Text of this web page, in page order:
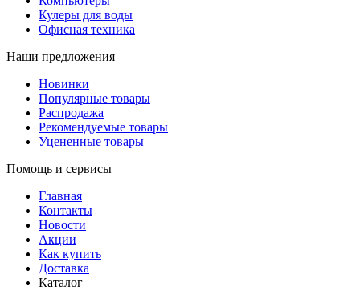
Кулеры для воды
Офисная техника
Наши предложения
Новинки
Популярные товары
Распродажа
Рекомендуемые товары
Уцененные товары
Помощь и сервисы
Главная
Контакты
Новости
Акции
Как купить
Доставка
Каталог